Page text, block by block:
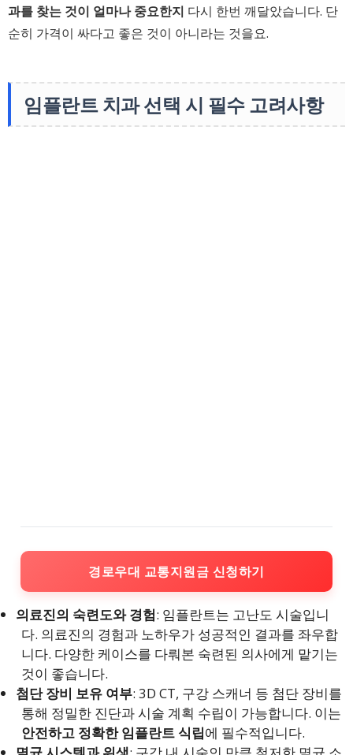
과를 찾는 것이 얼마나 중요한지 다시 한번 깨달았습니다. 단
순히 가격이 싸다고 좋은 것이 아니라는 것을요.
임플란트 치과 선택 시 필수 고려사항
경로우대 교통지원금 신청하기
의료진의 숙련도와 경험: 임플란트는 고난도 시술입니
다. 의료진의 경험과 노하우가 성공적인 결과를 좌우합
니다. 다양한 케이스를 다뤄본 숙련된 의사에게 맡기는
것이 좋습니다.
첨단 장비 보유 여부: 3D CT, 구강 스캐너 등 첨단 장비를
통해 정밀한 진단과 시술 계획 수립이 가능합니다. 이는
안전하고 정확한 임플란트 식립에 필수적입니다.